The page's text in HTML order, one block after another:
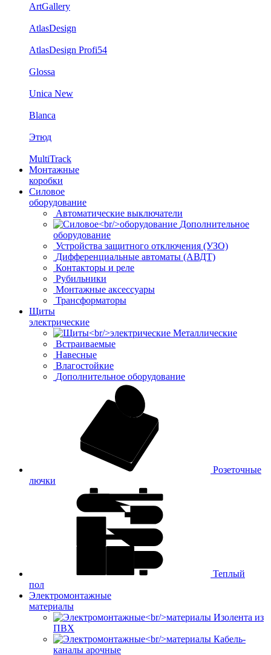
ArtGallery
AtlasDesign
AtlasDesign Profi54
Glossa
Unica New
Blanca
Этюд
MultiTrack
Монтажные
коробки
Силовое
оборудование
Автоматические выключатели
Дополнительное
оборудование
Устройства защитного отключения (УЗО)
Дифференциальные автоматы (АВДТ)
Контакторы и реле
Рубильники
Монтажные аксессуары
Трансформаторы
Щиты
электрические
Металлические
Встраиваемые
Навесные
Влагостойкие
Дополнительное оборудование
Розеточные
лючки
Теплый
пол
Электромонтажные
материалы
Изолента из
ПВХ
Кабель-
каналы арочные